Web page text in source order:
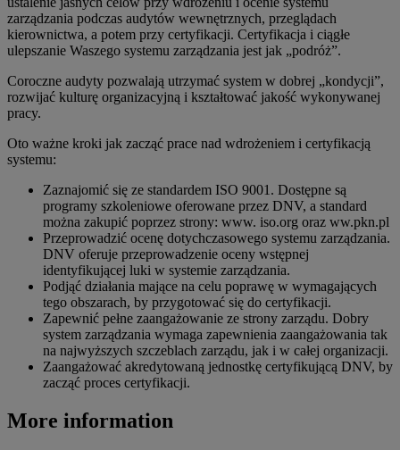
zarządzania podczas audytów wewnętrznych, przeglądach
kierownictwa, a potem przy certyfikacji. Certyfikacja i ciągłe
ulepszanie Waszego systemu zarządzania jest jak „podróż”.
Coroczne audyty pozwalają utrzymać system w dobrej „kondycji”,
rozwijać kulturę organizacyjną i kształtować jakość wykonywanej
pracy.
Oto ważne kroki jak zacząć prace nad wdrożeniem i certyfikacją
systemu:
Zaznajomić się ze standardem ISO 9001. Dostępne są
programy szkoleniowe oferowane przez DNV, a standard
można zakupić poprzez strony: www. iso.org oraz ww.pkn.pl
Przeprowadzić ocenę dotychczasowego systemu zarządzania.
DNV oferuje przeprowadzenie oceny wstępnej
identyfikującej luki w systemie zarządzania.
Podjąć działania mające na celu poprawę w wymagających
tego obszarach, by przygotować się do certyfikacji.
Zapewnić pełne zaangażowanie ze strony zarządu. Dobry
system zarządzania wymaga zapewnienia zaangażowania tak
na najwyższych szczeblach zarządu, jak i w całej organizacji.
Zaangażować akredytowaną jednostkę certyfikującą DNV, by
zacząć proces certyfikacji.
More information